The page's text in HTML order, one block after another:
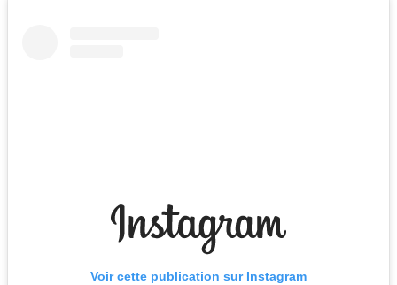
Voir cette publication sur Instagram